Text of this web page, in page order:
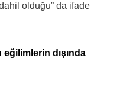
olduğu” da ifade
dışında